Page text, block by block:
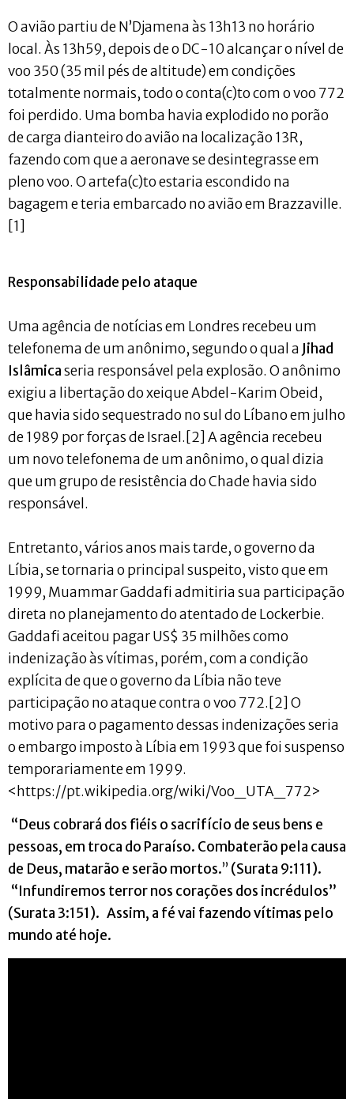
O avião partiu de N’Djamena às 13h13 no horário
local. Às 13h59, depois de o DC-10 alcançar o nível de
voo 350 (35 mil pés de altitude) em condições
totalmente normais, todo o conta(c)to com o voo 772
foi perdido. Uma bomba havia explodido no porão
de carga dianteiro do avião na localização 13R,
fazendo com que a aeronave se desintegrasse em
pleno voo. O artefa(c)to estaria escondido na
bagagem e teria embarcado no avião em Brazzaville.
[1]
Responsabilidade pelo ataque
Uma agência de notícias em Londres recebeu um
telefonema de um anônimo, segundo o qual a Jihad
Islâmicaseria responsável pela explosão. O anônimo
exigiu a libertação do xeique Abdel-Karim Obeid,
que havia sido sequestrado no sul do Líbano em julho
de 1989 por forças de Israel.[2] A agência recebeu
um novo telefonema de um anônimo, o qual dizia
que um grupo de resistência do Chade havia sido
responsável.
Entretanto, vários anos mais tarde, o governo da
Líbia, se tornaria o principal suspeito, visto que em
1999, Muammar Gaddafi admitiria sua participação
direta no planejamento do atentado de Lockerbie.
Gaddafi aceitou pagar US$ 35 milhões como
indenização às vítimas, porém, com a condição
explícita de que o governo da Líbia não teve
participação no ataque contra o voo 772.[2] O
motivo para o pagamento dessas indenizações seria
o embargo imposto à Líbia em 1993 que foi suspenso
temporariamente em 1999.
<https://pt.wikipedia.org/wiki/Voo_UTA_772>
“Deus cobrará dos fiéis o sacrifício de seus bens e
pessoas, em troca do Paraíso. Combaterão pela causa
de Deus, matarão e serão mortos.” (Surata 9:111).
“Infundiremos terror nos corações dos incrédulos”
(Surata 3:151). Assim, a fé vai fazendo vítimas pelo
mundo até hoje.